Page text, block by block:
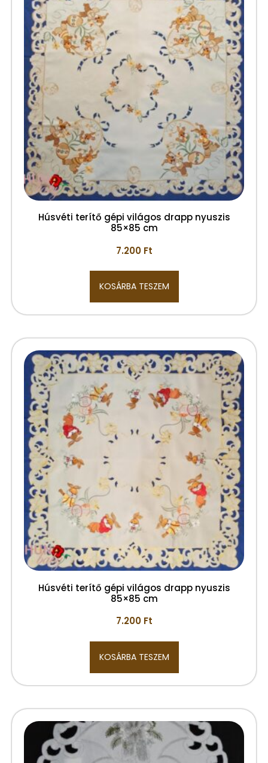
Húsvéti terítő gépi világos drapp nyuszis
85×85 cm
7.200 Ft
KOSÁRBA TESZEM
Húsvéti terítő gépi világos drapp nyuszis
85×85 cm
7.200 Ft
KOSÁRBA TESZEM